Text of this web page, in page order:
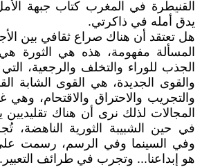
القنيطرة في المغرب كتاب جبهة
يدق أمله في ذاكرتي.
هل تعتقد أن هناك صراع ثقافي بين
المسألة مفهومة، هذه هي الثورة
الجذب للوراء والتخلف والرجعية،
والقوى الجديدة، هي القوى الشابة
والتجريب والاحتراق والاقتحام،
المجالات لذلك نرى أن هناك تقليديين
في حين الشبيبة الثورية
وفي السينما وفي الرسم، رسمت
هو إبداعنا... وتجرب في طرائف التعبير.